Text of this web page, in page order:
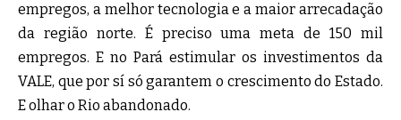
empregos, a melhor tecnologia e a maior arrecadação
da região norte. É preciso uma meta de 150 mil
empregos. E no Pará estimular os investimentos da
VALE, que por sí só garantem o crescimento do Estado.
E olhar o Rio abandonado.